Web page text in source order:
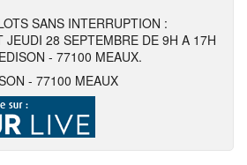
SANS INTERRUPTION :
JEUDI 28 SEPTEMBRE DE 9H A 17H
- 77100 MEAUX.
- 77100 MEAUX